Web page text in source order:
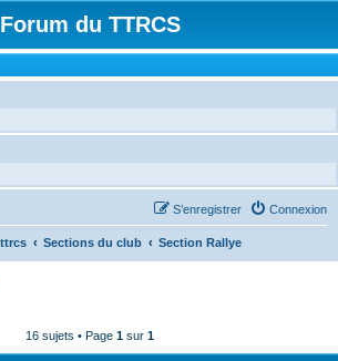
Forum du TTRCS
Connexion
S’enregistrer
Sections du club Section Rallye
16 sujets • Page 1 sur 1